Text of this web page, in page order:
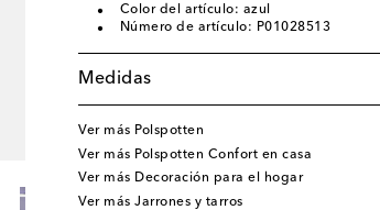
Color del artículo: azul
Número de artículo: P01028513
Medidas
Ver más Polspotten
Ver más Polspotten Confort en casa
Ver más Decoración para el hogar
Ver más Jarrones y tarros